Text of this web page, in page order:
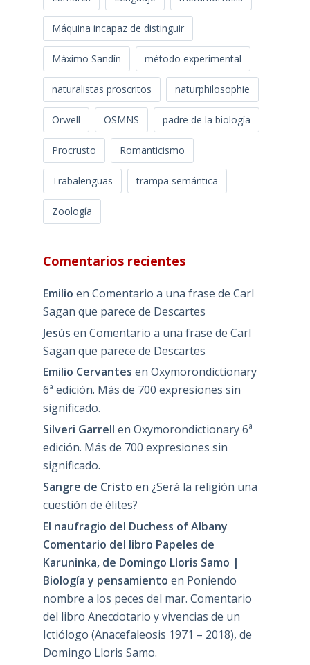
Máquina incapaz de distinguir
Máximo Sandín método experimental
naturalistas proscritos naturphilosophie
Orwell OSMNS padre de la biología
Procrusto Romanticismo
Trabalenguas trampa semántica
Zoología
Comentarios recientes
Emilio en Comentario a una frase de Carl
Sagan que parece de Descartes
Jesús en Comentario a una frase de Carl
Sagan que parece de Descartes
Emilio Cervantes en Oxymorondictionary
6ª edición. Más de 700 expresiones sin
significado.
Silveri Garrell en Oxymorondictionary 6ª
edición. Más de 700 expresiones sin
significado.
Sangre de Cristo en ¿Será la religión una
cuestión de élites?
El naufragio del Duchess of Albany
Comentario del libro Papeles de
Karuninka, de Domingo Lloris Samo |
Biología y pensamiento en Poniendo
nombre a los peces del mar. Comentario
del libro Anecdotario y vivencias de un
Ictiólogo (Anacefaleosis 1971 – 2018), de
Domingo Lloris Samo.